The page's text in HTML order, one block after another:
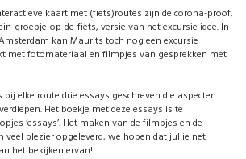
kaart met (fiets)routes zijn de corona-proof,
groepje-op-de-fiets, versie van het excursie idee. In
kan Maurits toch nog een excursie
met fotomateriaal en filmpjes van gesprekken met
elke route drie essays geschreven die aspecten
Het boekje met deze essays is te
‘essays’. Het maken van de filmpjes en de
plezier opgeleverd, we hopen dat jullie net
het bekijken ervan!